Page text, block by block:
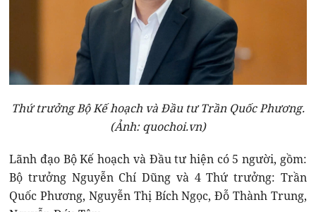
Thứ trưởng Bộ Kế hoạch và Đầu tư Trần Quốc Phương.
(Ảnh: quochoi.vn)
Lãnh đạo Bộ Kế hoạch và Đầu tư hiện có 5 người, gồm:
Bộ trưởng Nguyễn Chí Dũng và 4 Thứ trưởng: Trần
Quốc Phương, Nguyễn Thị Bích Ngọc, Đỗ Thành Trung,